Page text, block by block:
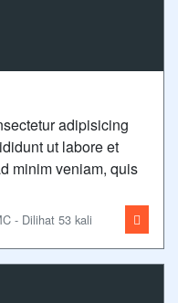
adipisicing
ut labore et
minim veniam, quis
- Dilihat 53 kali